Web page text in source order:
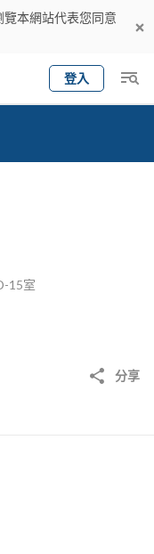
本網站代表您同意
登入
15室
分享